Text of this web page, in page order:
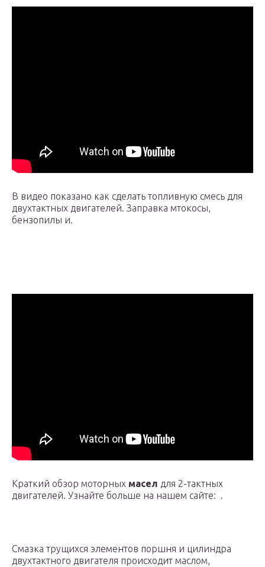
В видео показано как сделать топливную смесь для
двухтактных двигателей. Заправка мтокосы,
бензопилы и.
Краткий обзор моторных масел для 2-тактных
двигателей. Узнайте больше на нашем сайте: .
Смазка трущихся элементов поршня и цилиндра
двухтактного двигателя происходит маслом,